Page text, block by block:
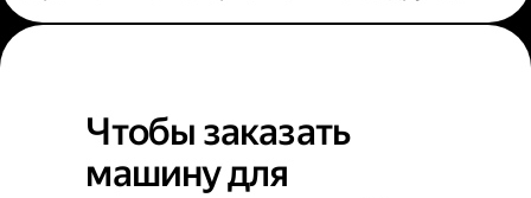
Чтобы заказать
машину для